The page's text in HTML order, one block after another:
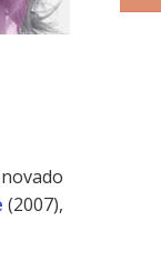
(2007),